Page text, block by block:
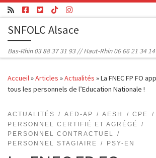
Passer au contenu
SNFOLC Alsace
Bas-Rhin 03 88 37 31 93 // Haut-Rhin 06 66 21 34 14
Accueil»Articles »Actualités »La FNEC FP FO
tous les personnels de l’Education Nationale !
ACTUALITÉS AED-AP AESH
CPE
PERSONNEL CERTIFIÉ ET AGRÉGÉ
PERSONNEL CONTRACTUEL
PERSONNEL STAGIAIRE
PSY-EN